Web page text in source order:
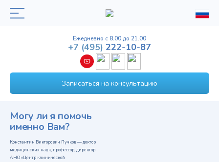
Ежедневно с 8.00 до 21.00
Записаться на консультацию
+7 (495) 222-10-87
Могу ли я помочь
именно Вам?
Константин Викторович Пучков — доктор
медицинских наук, профессор, директор
АНО «Центр клинической